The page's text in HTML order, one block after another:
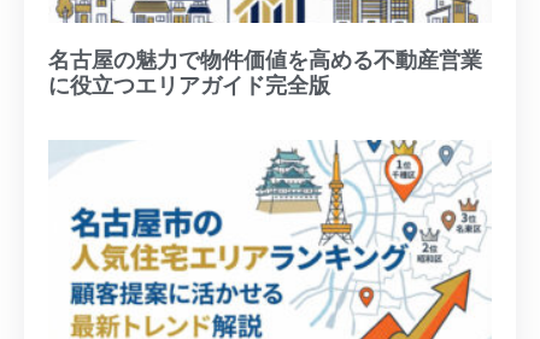
名古屋の魅力で物件価値を高める不動産営業
に役立つエリアガイド完全版